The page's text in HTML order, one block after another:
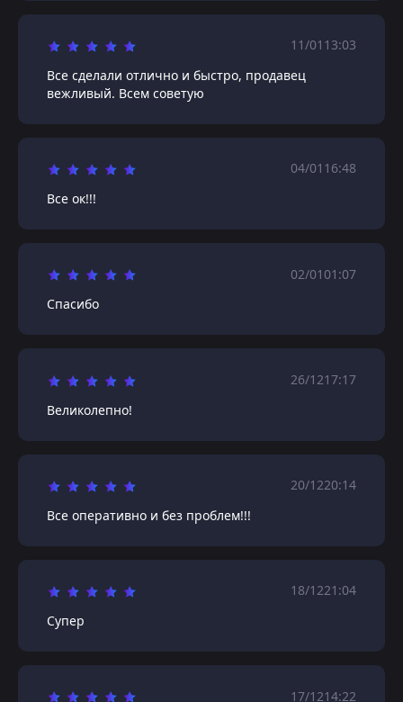
11/01 13:03
Все сделали отлично и быстро, продавец
вежливый. Всем советую
04/01 16:48
Все ок!!!
02/0101:07
Спасибо
26/1217:17
Великолепно!
20/1220:14
Все оперативно и без проблем!!!
18/1221:04
Супер
17/1214:22